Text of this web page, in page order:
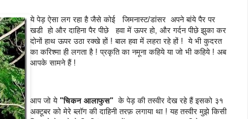
ये पेड़ ऐसा लग रहा है जैसे कोई जिमनास्ट/डांसर अपने बांये पैर पर
खडी हो और दाहिना पैर पीछे हवा में ऊपर हो, और गर्दन पीछे झुका कर
दोनों हाथ ऊपर उठा रक्खे हों ! बाल हवा में लहरा रहे हों ! ये भी कुदरत
का करिश्मा ही लगता है ! प्रकृति का नमूना कहिये या जो भी कहिये ! अब
आपके सामने हैं !
आप जो ये "चिकन आलाफुस" के पेड़ की तस्वीर देख रहे हैं इसको ३१
अक्टूबर को मेरे ब्लॉग की दाहिनी तरफ़ लगाया था ! यह तस्वीर मुझे किसी